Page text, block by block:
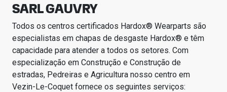
SARL GAUVRY
Todos os centros certificados Hardox® Wearparts são
especialistas em chapas de desgaste Hardox® e têm
capacidade para atender a todos os setores. Com
especialização em Construção e Construção de
estradas, Pedreiras e Agricultura nosso centro em
Vezin-Le-Coquet fornece os seguintes serviços: